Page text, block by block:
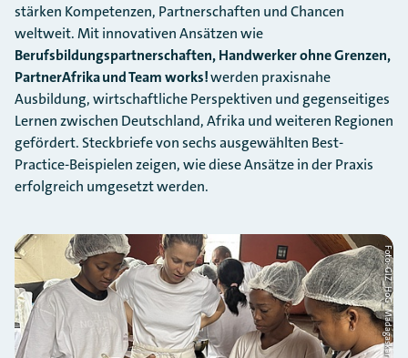
stärken Kompetenzen, Partnerschaften und Chancen
weltweit. Mit innovativen Ansätzen wie
Berufsbildungspartnerschaften,Handwerker ohne Grenzen,
PartnerAfrikaundTeam works!werden praxisnahe
Ausbildung, wirtschaftliche Perspektiven und gegenseitiges
Lernen zwischen Deutschland, Afrika und weiteren Regionen
gefördert. Steckbriefe von sechs ausgewählten Best-
Practice-Beispielen zeigen, wie diese Ansätze in der Praxis
erfolgreich umgesetzt werden.
Foto: GIZ_HoG_Madagaskar